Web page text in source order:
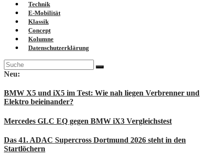
Technik
E-Mobilität
Klassik
Concept
Kolumne
Datenschutzerklärung
Suche
nach:
Neu:
BMW X5 und iX5 im Test: Wie nah liegen Verbrenner und
Elektro beieinander?
Mercedes GLC EQ gegen BMW iX3 Vergleichstest
Das 41. ADAC Supercross Dortmund 2026 steht in den
Startlöchern